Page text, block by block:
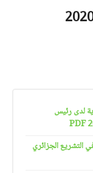
لدى رئيس
التشريع الجزائري